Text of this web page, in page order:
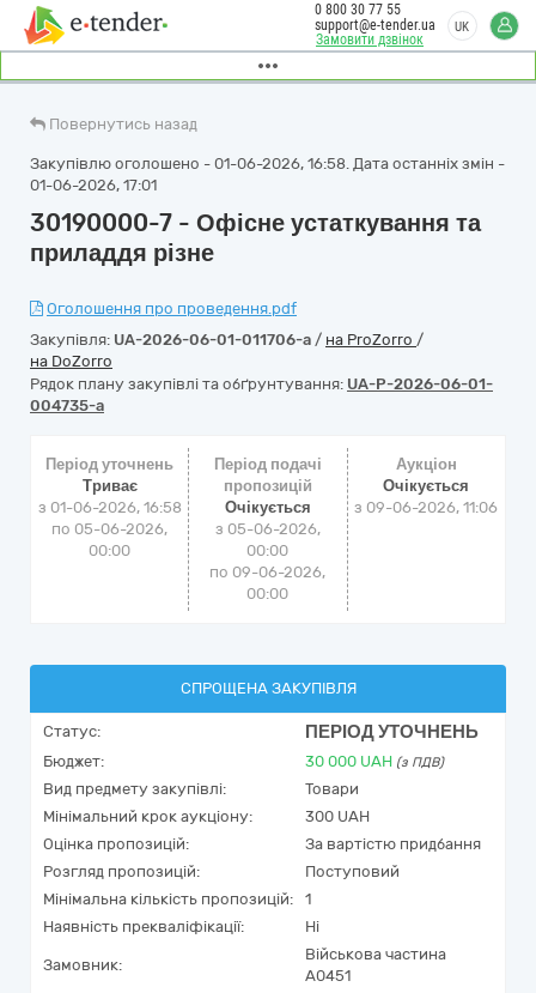
Замовити дзвінок
0 800 30 77 55
support@e-tender.ua
UK
Повернутись назад
Закупівлю оголошено - 01-06-2026, 16:58. Дата останніх змін -
01-06-2026, 17:01
30190000-7 - Офісне устаткування та
приладдя різне
Оголошення про проведення.pdf
Закупівля: UA-2026-06-01-011706-a / на ProZorro /
на DoZorro
Рядок плану закупівлі та обґрунтування: UA-P-2026-06-01-
004735-a
Період уточнень
Триває
з 01-06-2026, 16:58
по 05-06-2026,
00:00
Період подачі
пропозицій
Очікується
з 05-06-2026,
00:00
по 09-06-2026,
00:00
Аукціон
Очікується
з 09-06-2026, 11:06
СПРОЩЕНА ЗАКУПІВЛЯ
Статус: ПЕРІОД УТОЧНЕНЬ
Бюджет: 30 000 UAH (з ПДВ)
Вид предмету закупівлі:
Товари
Мінімальний крок аукціону:
300 UAH
Оцінка пропозицій:
За вартістю придбання
Розгляд пропозицій:
Поступовий
Мінімальна кількість пропозицій:
1
Наявність прекваліфікації:
Ні
Замовник:
Військова частина
А0451